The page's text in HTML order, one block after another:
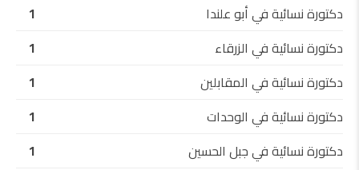
دكتورة نسائية في أبو علندا
1
دكتورة نسائية في الزرقاء
1
دكتورة نسائية في المقابلين
1
دكتورة نسائية في الوحدات
1
دكتورة نسائية في جبل الحسين
1